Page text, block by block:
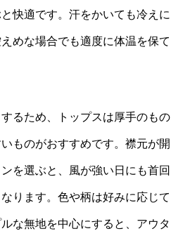
快適です。汗をかいても冷えに
めな場合でも適度に体温を保て
るため、トップスは厚手のもの
ものがおすすめです。襟元が開
を選ぶと、風が強い日にも首回
ります。色や柄は好みに応じて
な無地を中心にすると、アウタ